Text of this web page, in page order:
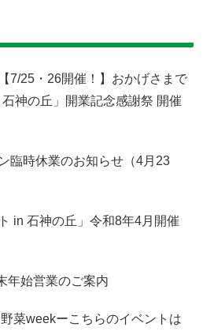
7/25・26開催！】おかげさまで
神の丘」開業記念感謝祭 開催
臨時休業のお知らせ（4月23
in 石神の丘」令和8年4月開催
年始営業のご案内
菜weekーこちらのイベントは